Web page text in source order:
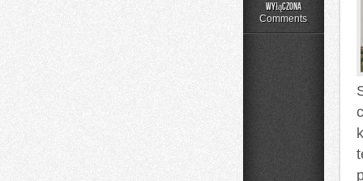
Uroda
wyłączona
Comments